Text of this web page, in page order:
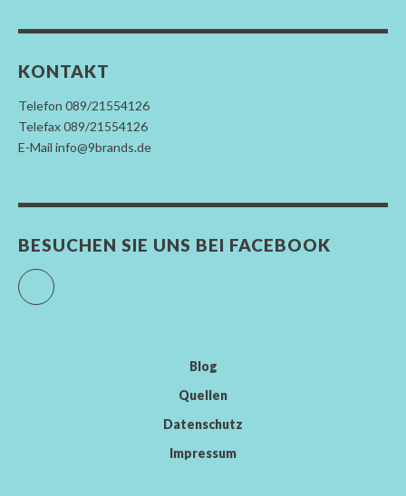
KONTAKT
Telefon 089/21554126
Telefax 089/21554126
E-Mail info@9brands.de
BESUCHEN SIE UNS BEI FACEBOOK
Facebook
Blog
Quellen
Datenschutz
Impressum